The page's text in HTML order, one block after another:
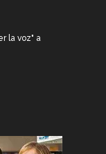
la voz" a